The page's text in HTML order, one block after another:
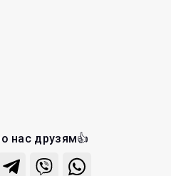
нас друзям👍